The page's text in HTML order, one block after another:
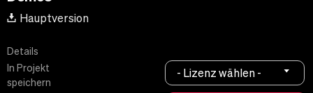
Hauptversion
Details
In Projekt
speichern
- Lizenz wählen -